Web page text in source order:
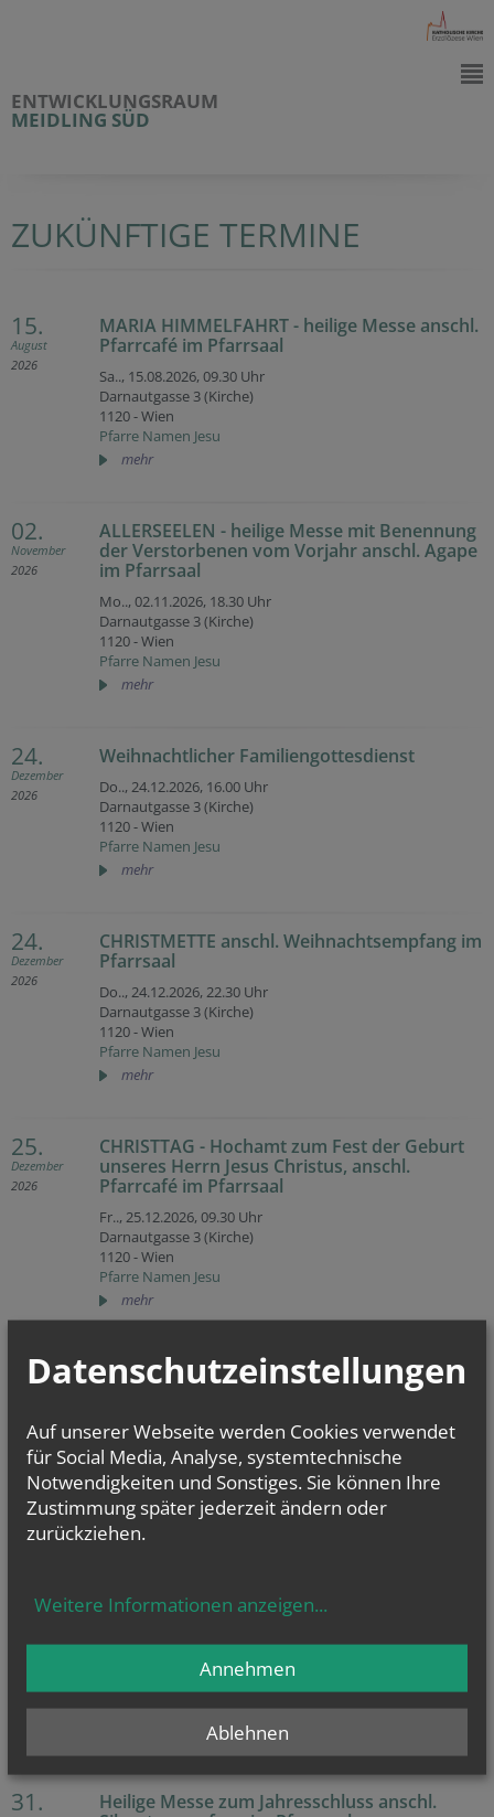
ENTWICKLUNGSRAUM
MEIDLING SÜD
ZUKÜNFTIGE TERMINE
15.
August
2026
MARIA HIMMELFAHRT - heilige Messe anschl.
Pfarrcafé im Pfarrsaal
Sa.., 15.08.2026,09.30 Uhr
Darnautgasse 3 (Kirche)
1120 - Wien
Pfarre Namen Jesu
mehr
02.
November
2026
ALLERSEELEN - heilige Messe mit Benennung
der Verstorbenen vom Vorjahr anschl. Agape
im Pfarrsaal
Mo.., 02.11.2026, 18.30 Uhr
Darnautgasse 3 (Kirche)
1120 - Wien
Pfarre Namen Jesu
mehr
24.
Dezember
2026
Weihnachtlicher Familiengottesdienst
Do.., 24.12.2026, 16.00 Uhr
Darnautgasse 3 (Kirche)
1120 - Wien
Pfarre Namen Jesu
mehr
24.
Dezember
2026
CHRISTMETTE anschl. Weihnachtsempfang im
Pfarrsaal
Do.., 24.12.2026,22.30 Uhr
Darnautgasse 3 (Kirche)
1120 - Wien
Pfarre Namen Jesu
mehr
25.
Dezember
2026
CHRISTTAG - Hochamt zum Fest der Geburt
unseres Herrn Jesus Christus, anschl.
Pfarrcafé im Pfarrsaal
Fr.., 25.12.2026,09.30 Uhr
Darnautgasse 3 (Kirche)
1120 - Wien
Pfarre Namen Jesu
mehr
26.
Stefanitag - heilige Messe zum Fest des
heiligen Stephanus anschl. Pfarrcafé im
Sa.., 26.12.2026,09.30 Uhr
Darnautgasse 3 (Kirche)
1120 - Wien
Pfarre Namen Jesu
mehr
27.
Dezember
Heilige Messe zum Fest der heiligen Familie
anschl. Pfarrcafé im Pfarrsaal
So.., 27.12.2026,09.30 Uhr
Darnautgasse 3 (Kirche)
1120 - Wien
Pfarre Namen Jesu
31.
Heilige Messe zum Jahresschluss anschl.
Datenschutzeinstellungen
Auf unserer Webseite werden Cookies verwendet
für Social Media, Analyse, systemtechnische
Notwendigkeiten und Sonstiges. Sie können Ihre
Zustimmung später jederzeit ändern oder
zurückziehen.
Weitere Informationen anzeigen...
Ablehnen
Annehmen